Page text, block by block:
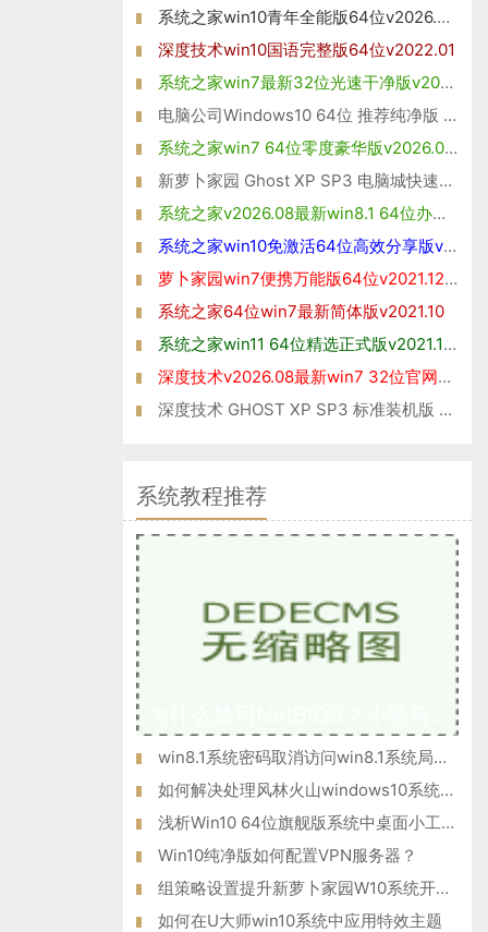
系统之家win10青年全能版64位v2026.08免激活
深度技术win10国语完整版64位v2022.01
系统之家win7最新32位光速干净版v2026.08
电脑公司Windows10 64位 推荐纯净版 2021
系统之家win7 64位零度豪华版v2026.08免激活
新萝卜家园 Ghost XP SP3 电脑城快速装机版2014年11月版
系统之家v2026.08最新win8.1 64位办公娱乐版
系统之家win10免激活64位高效分享版v2021.10
萝卜家园win7便携万能版64位v2021.12免激活
系统之家64位win7最新简体版v2021.10
系统之家win11 64位精选正式版v2021.10免激活
深度技术v2026.08最新win7 32位官网清爽版
深度技术 GHOST XP SP3 标准装机版 V2016.05
系统教程推荐
win8.1系统密码取消访问win8.1系统局域网共享密码
如何解决处理风林火山windows10系统电脑提示“驱动器中没有软盘
浅析Win10 64位旗舰版系统中桌面小工具的功能应用
Win10纯净版如何配置VPN服务器？
组策略设置提升新萝卜家园W10系统开机速度的方法
如何在U大师win10系统中应用特效主题